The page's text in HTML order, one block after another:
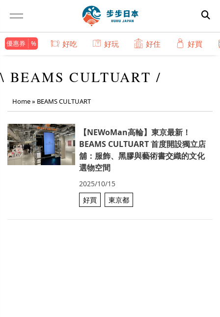
優惠券 好吃 好玩 好住 好買
\ BEAMS CULTUART /
Home» BEAMS CULTUART
【NEWoMan高輪】東京最新！
BEAMS CULTUART 首度開設獨立店
舖：服飾、黑膠與藝術書交織的文化
選物空間
2025/10/15
好買
東京都